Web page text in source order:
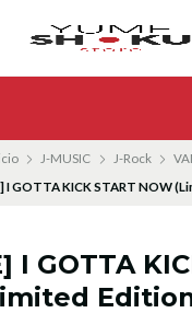
J-MUSIC J-Rock
I GOTTA KICK START NOW
I GOTTA